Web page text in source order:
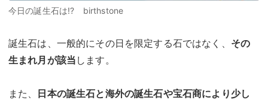
今日の誕生石は!? birthstone
誕生石は、一般的にその日を限定する石ではなく、 その
生まれ月が該当 します。
また、 日本の誕生石と海外の誕生石や宝石商により少し